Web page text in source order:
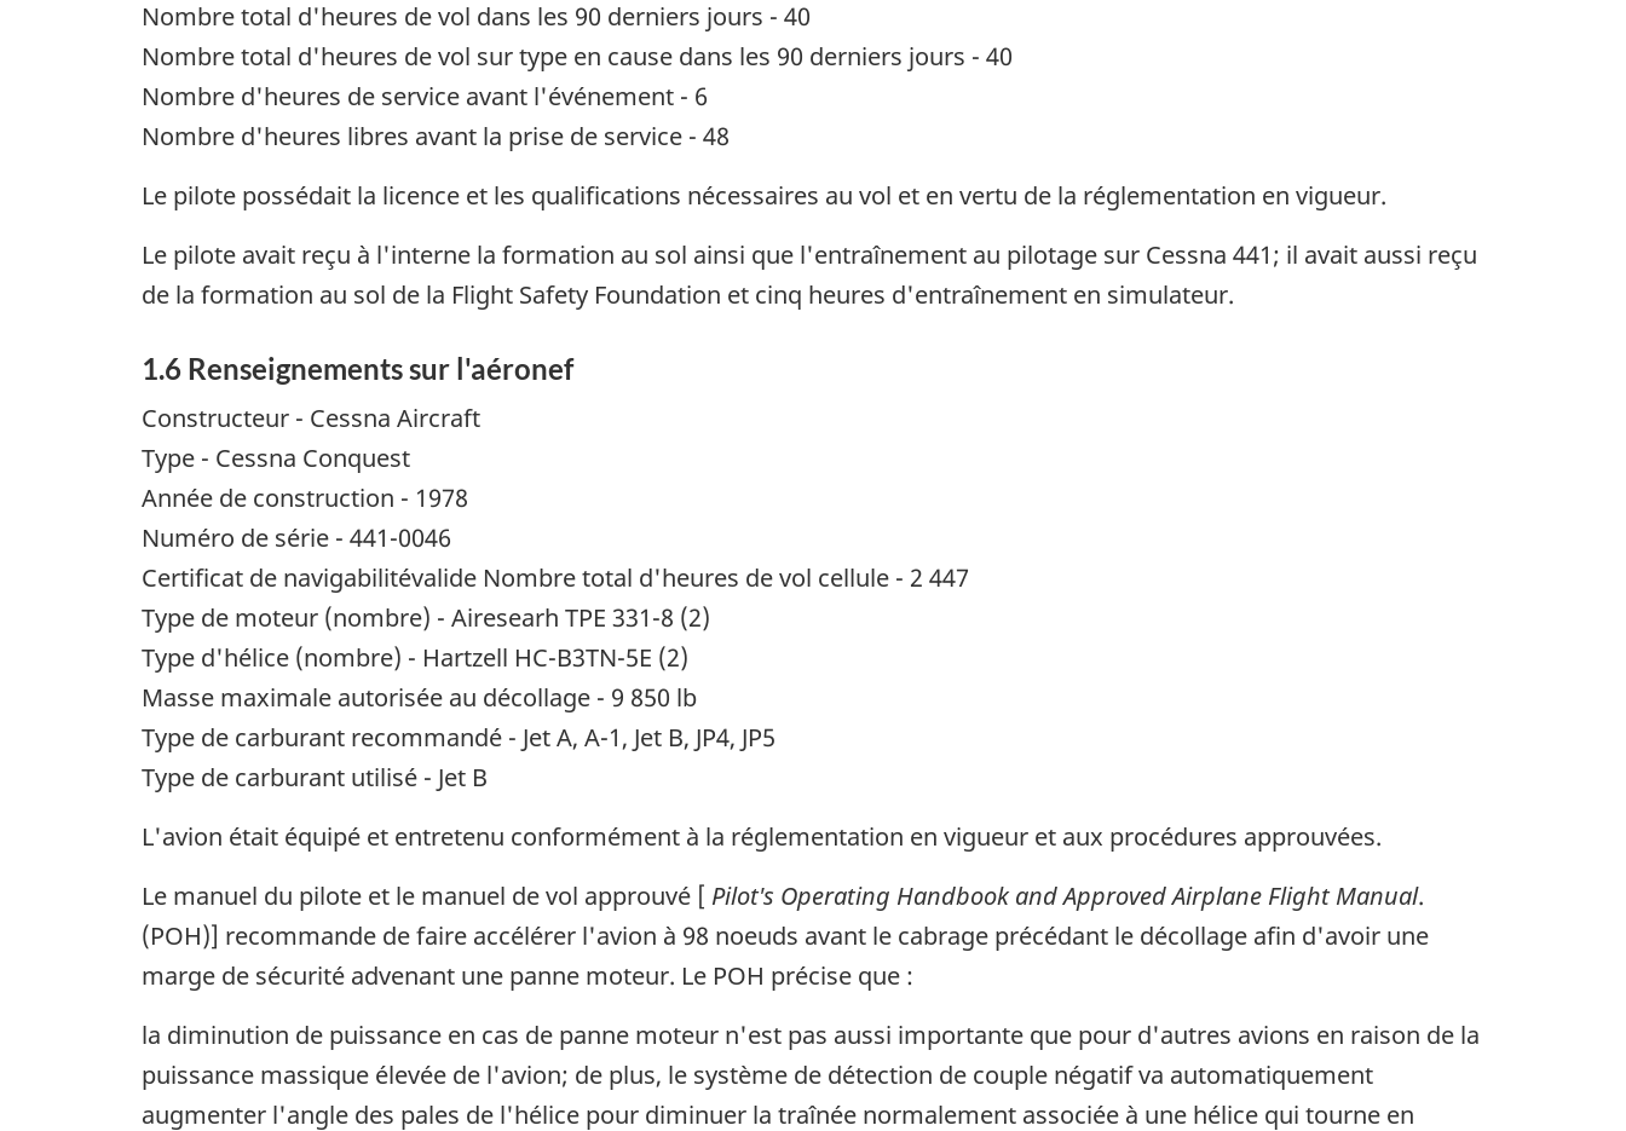
Nombre total d'heures de vol dans les 90 derniers jours - 40
Nombre total d'heures de vol sur type en cause dans les 90 derniers jours - 40
Nombre d'heures de service avant l'événement - 6
Nombre d'heures libres avant la prise de service - 48
Le pilote possédait la licence et les qualifications nécessaires au vol et en vertu de la réglementation en vigueur.
Le pilote avait reçu à l'interne la formation au sol ainsi que l'entraînement au pilotage sur Cessna 441; il avait aussi reçu
de la formation au sol de la Flight Safety Foundation et cinq heures d'entraînement en simulateur.
1.6 Renseignements sur l'aéronef
Constructeur - Cessna Aircraft
Type - Cessna Conquest
Année de construction - 1978
Numéro de série - 441-0046
Certificat de navigabilitévalide Nombre total d'heures de vol cellule - 2 447
Type de moteur (nombre) - Airesearh TPE 331-8 (2)
Type d'hélice (nombre) - Hartzell HC-B3TN-5E (2)
Masse maximale autorisée au décollage - 9 850 lb
Type de carburant recommandé - Jet A, A-1, Jet B, JP4, JP5
Type de carburant utilisé - Jet B
L'avion était équipé et entretenu conformément à la réglementation en vigueur et aux procédures approuvées.
Le manuel du pilote et le manuel de vol approuvé [ Pilot's Operating Handbook and Approved Airplane Flight Manual.
(POH)] recommande de faire accélérer l'avion à 98 noeuds avant le cabrage précédant le décollage afin d'avoir une
marge de sécurité advenant une panne moteur. Le POH précise que :
la diminution de puissance en cas de panne moteur n'est pas aussi importante que pour d'autres avions en raison de la
puissance massique élevée de l'avion; de plus, le système de détection de couple négatif va automatiquement
augmenter l'angle des pales de l'hélice pour diminuer la traînée normalement associée à une hélice qui tourne en